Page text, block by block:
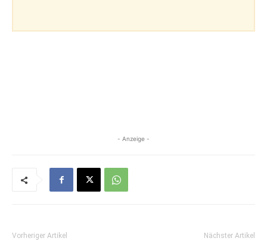
- Anzeige -
Vorheriger Artikel Nächster Artikel